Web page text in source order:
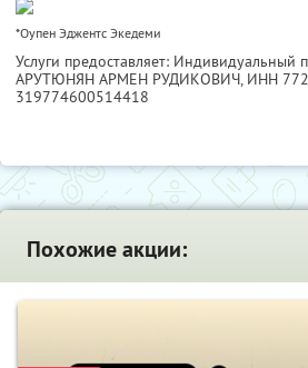
*Оупен Эджентс Экедеми
Услуги предоставляет: Индивидуальный
АРУТЮНЯН АРМЕН РУДИКОВИЧ, ИНН
319774600514418
Похожие акции: